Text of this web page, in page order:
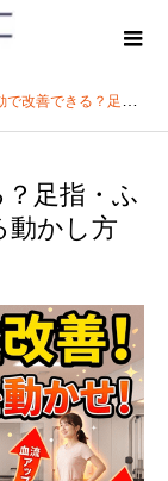
指・ふくらはぎから血流を上げる動かし方
足指・ふ
動かし方